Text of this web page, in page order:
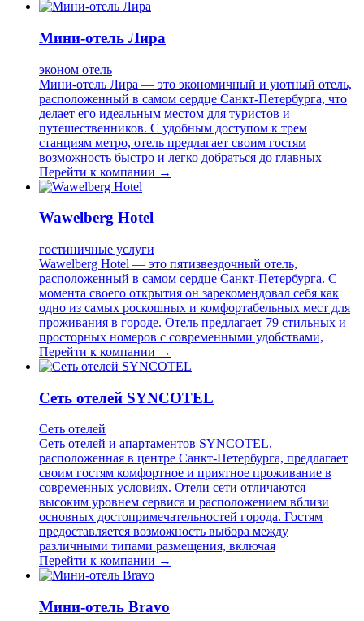
Мини-отель Лира
эконом отель
Мини-отель Лира — это экономичный и уютный отель,
расположенный в самом сердце Санкт-Петербурга, что
делает его идеальным местом для туристов и
путешественников. С удобным доступом к трем
станциям метро, отель предлагает своим гостям
возможность быстро и легко добраться до главных
Перейти к компании →
Wawelberg Hotel
гостиничные услуги
Wawelberg Hotel — это пятизвездочный отель,
расположенный в самом сердце Санкт-Петербурга. С
момента своего открытия он зарекомендовал себя как
одно из самых роскошных и комфортабельных мест для
проживания в городе. Отель предлагает 79 стильных и
просторных номеров с современными удобствами,
Перейти к компании →
Сеть отелей SYNCOTEL
Сеть отелей
Сеть отелей и апартаментов SYNCOTEL,
расположенная в центре Санкт-Петербурга, предлагает
своим гостям комфортное и приятное проживание в
современных условиях. Отели сети отличаются
высоким уровнем сервиса и расположением вблизи
основных достопримечательностей города. Гостям
предоставляется возможность выбора между
различными типами размещения, включая
Перейти к компании →
Мини-отель Bravo